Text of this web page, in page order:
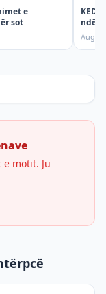
e
sot
Aug 7,
motit. Ju